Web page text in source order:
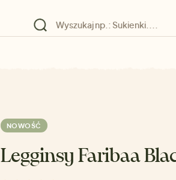
NOWOŚĆ
Legginsy Faribaa